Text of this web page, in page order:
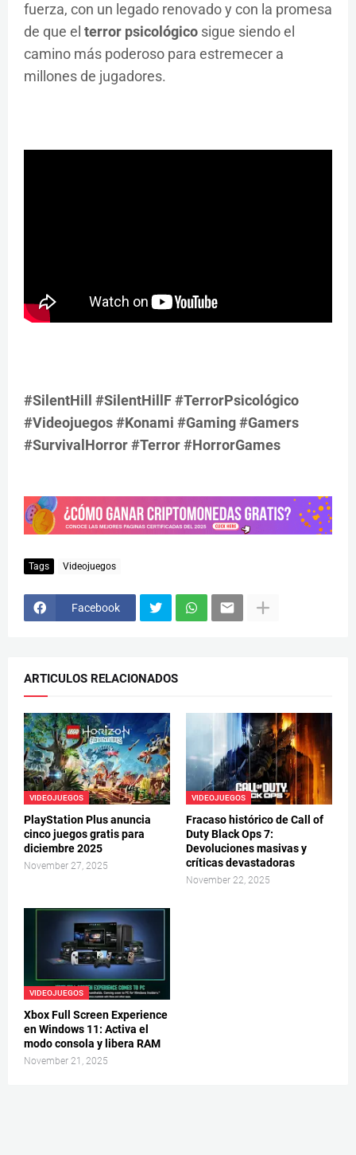
fuerza, con un legado renovado y con la promesa
de que el terror psicológico sigue siendo el
camino más poderoso para estremecer a
millones de jugadores.
#SilentHill #SilentHillF #TerrorPsicológico
#Videojuegos #Konami #Gaming #Gamers
#SurvivalHorror #Terror #HorrorGames
Tags Videojuegos
Facebook
ARTICULOS RELACIONADOS
VIDEOJUEGOS
PlayStation Plus anuncia
cinco juegos gratis para
diciembre 2025
November 27, 2025
VIDEOJUEGOS
Fracaso histórico de Call of
Duty Black Ops 7:
Devoluciones masivas y
críticas devastadoras
November 22, 2025
VIDEOJUEGOS
Xbox Full Screen Experience
en Windows 11: Activa el
modo consola y libera RAM
November 21, 2025